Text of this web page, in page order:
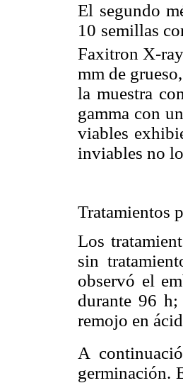
El segundo
10 semillas
Faxitron X-ray
mm de
la muestra
gamma con
viables
inviables no
Tratamientos
Los
sin
observó el
durante 96
remojo en
A
germinación.